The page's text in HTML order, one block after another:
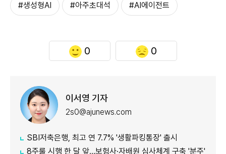
#생성형AI #아주초대석 #AI에이전트
0 0
이서영 기자
2s0@ajunews.com
SBI저축은행, 최고 연 7.7% '생활파킹통장' 출시
8주룰 시행 한 달 앞…보험사·자배원 심사체계 구축 '분주'